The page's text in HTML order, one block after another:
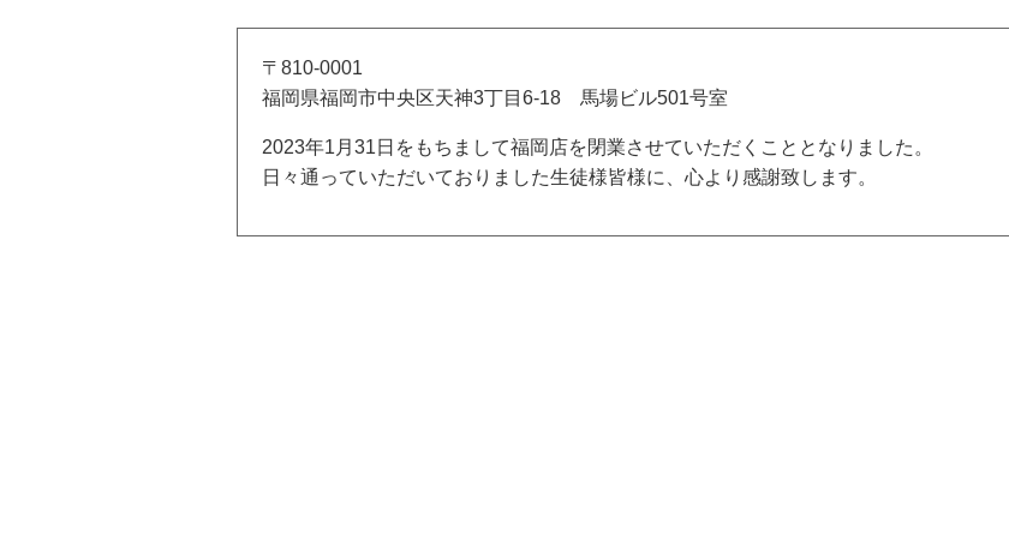
〒810-0001
福岡県福岡市中央区天神3丁目6-18 馬場ビル501号室
2023年1月31日をもちまして福岡店を閉業させていただくこととなりました。
日々通っていただいておりました生徒様皆様に、心より感謝致します。